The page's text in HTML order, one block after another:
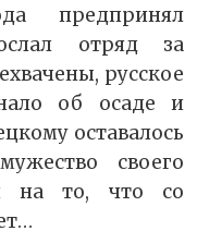
предпринял
отряд за
русское
об осаде и
оставалось
своего
на то, что со